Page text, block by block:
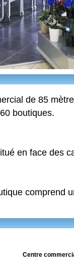
de 85
boutiques.
en face des
comprend
Centre